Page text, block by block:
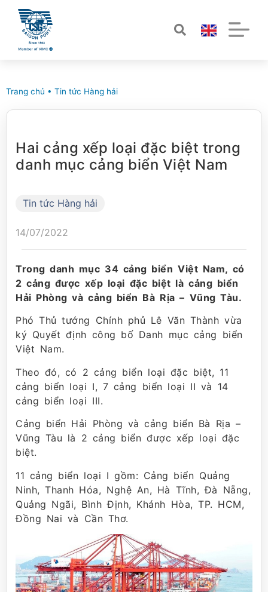
Trang chủ • Tin tức Hàng hải
Hai cảng xếp loại đặc biệt trong
danh mục cảng biển Việt Nam
Tin tức Hàng hải
14/07/2022
Trong danh mục 34 cảng biển Việt Nam, có
2 cảng được xếp loại đặc biệt là cảng biển
Hải Phòng và cảng biển Bà Rịa – Vũng Tàu.
Phó Thủ tướng Chính phủ Lê Văn Thành vừa
ký Quyết định công bố Danh mục cảng biển
Việt Nam.
Theo đó, có 2 cảng biển loại đặc biệt, 11
cảng biển loại I, 7 cảng biển loại II và 14
cảng biển loại III.
Cảng biển Hải Phòng và cảng biển Bà Rịa –
Vũng Tàu là 2 cảng biển được xếp loại đặc
biệt.
11 cảng biển loại I gồm: Cảng biển Quảng
Ninh, Thanh Hóa, Nghệ An, Hà Tĩnh, Đà Nẵng,
Quảng Ngãi, Bình Định, Khánh Hòa, TP. HCM,
Đồng Nai và Cần Thơ.